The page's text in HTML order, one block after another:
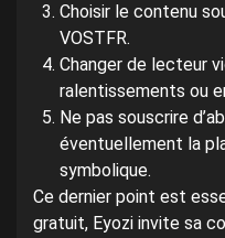
Choisir le contenu
VOSTFR.
Changer de lecteur
ralentissements ou
Ne pas souscrire
éventuellement la
symbolique.
Ce dernier point est
gratuit, Eyozi invite sa